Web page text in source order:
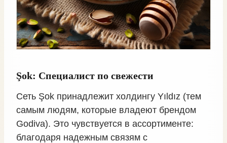
Şok: Специалист по свежести
Сеть Şok принадлежит холдингу Yıldız (тем
самым людям, которые владеют брендом
Godiva). Это чувствуется в ассортименте:
благодаря надежным связям с